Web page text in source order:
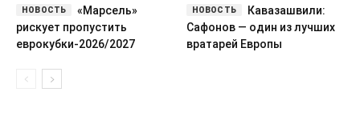
«Марсель»
рискует пропустить
еврокубки-2026/2027
Кавазашвили:
Сафонов — один из лучших
вратарей Европы